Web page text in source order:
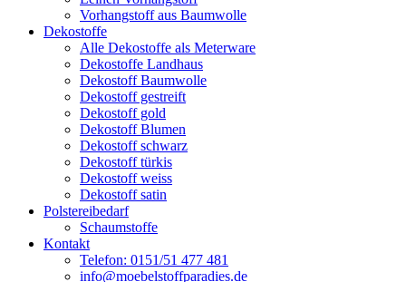
Vorhangstoff aus Baumwolle
Dekostoffe
Alle Dekostoffe als Meterware
Dekostoffe Landhaus
Dekostoff Baumwolle
Dekostoff gestreift
Dekostoff gold
Dekostoff Blumen
Dekostoff schwarz
Dekostoff türkis
Dekostoff weiss
Dekostoff satin
Polstereibedarf
Schaumstoffe
Kontakt
Telefon: 0151/51 477 481
info@moebelstoffparadies.de